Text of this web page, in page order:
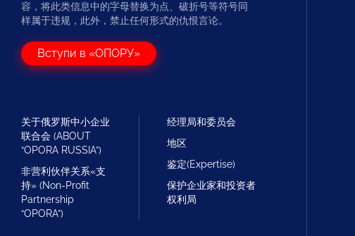
容，将此类信息中的字母替换为点、破折号等符号同
样属于违规，此外，禁止任何形式的仇恨言论。
Вступи в «ОПОРУ»
关于俄罗斯中小企业
联合会 (ABOUT
“OPORA RUSSIA”)
非营利伙伴关系«支
持» (Non-Profit
Partnership
“OPORA”)
经理局和委员会
地区
鉴定(Expertise)
保护企业家和投资者
权利局